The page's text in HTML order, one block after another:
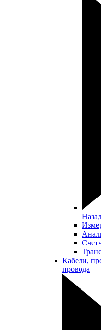
Назад
Кабели,
провода